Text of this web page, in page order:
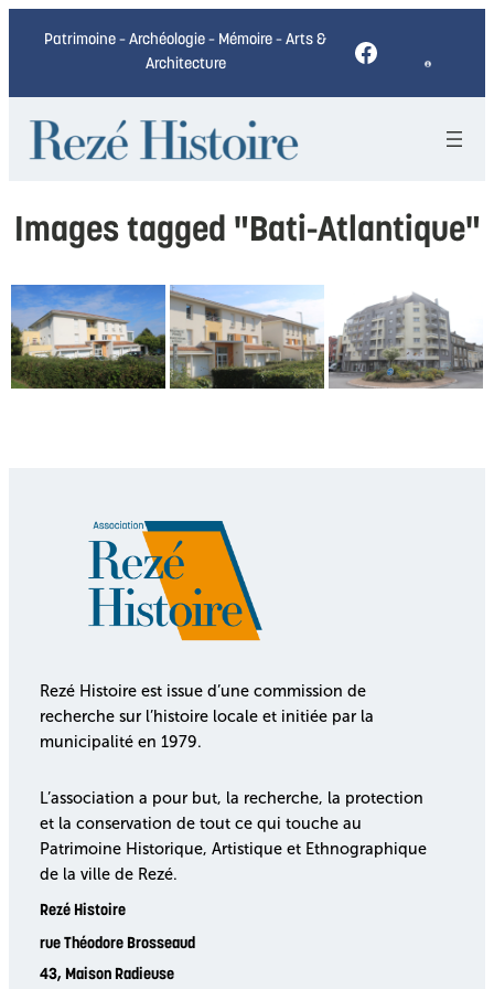
Patrimoine – Archéologie – Mémoire – Arts &
Architecture
Facebook
Images tagged "Bati-Atlantique"
Rezé Histoire est issue d’une commission de
recherche sur l’histoire locale et initiée par la
municipalité en 1979.
L’association a pour but, la recherche, la protection
et la conservation de tout ce qui touche au
Patrimoine Historique, Artistique et Ethnographique
de la ville de Rezé.
Rezé Histoire
rue Théodore Brosseaud
43, Maison Radieuse